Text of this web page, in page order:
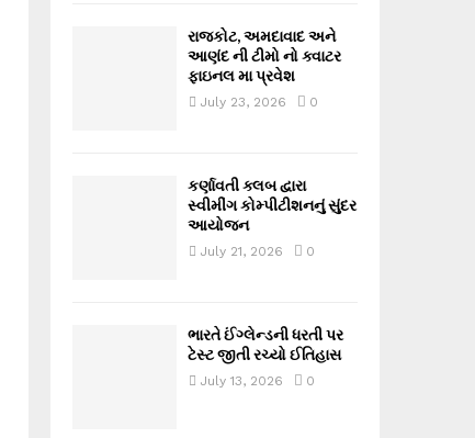
રાજકોટ, અમદાવાદ અને
આણંદ ની ટીમો નો ક્વાટર
ફાઇનલ મા પ્રવેશ
July 23, 2026 0
કર્ણાવતી ક્લબ દ્વારા
સ્વીમીંગ કોમ્પીટીશનનું સુંદર
આયોજન
July 21, 2026 0
ભારતે ઈંગ્લેન્ડની ધરતી પર
ટેસ્ટ જીતી રચ્યો ઈતિહાસ
July 13, 2026 0